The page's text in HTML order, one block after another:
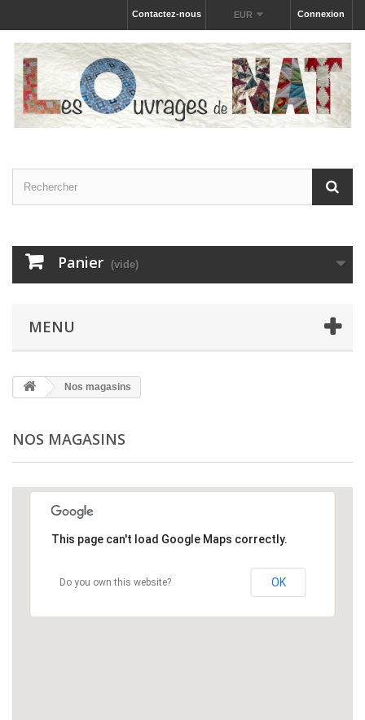
Connexion
EUR
Contactez-nous
Panier (vide)
MENU
Nos magasins
NOS MAGASINS
This page can't load Google Maps correctly.
Do you own this website? OK